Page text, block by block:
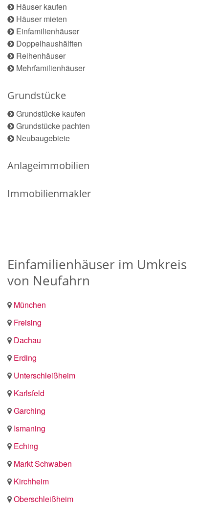
Häuser kaufen
Häuser mieten
Einfamilienhäuser
Doppelhaushälften
Reihenhäuser
Mehrfamilienhäuser
Grundstücke
Grundstücke kaufen
Grundstücke pachten
Neubaugebiete
Anlageimmobilien
Immobilienmakler
Einfamilienhäuser im Umkreis
von Neufahrn
München
Freising
Dachau
Erding
Unterschleißheim
Karlsfeld
Garching
Ismaning
Eching
Markt Schwaben
Kirchheim
Oberschleißheim